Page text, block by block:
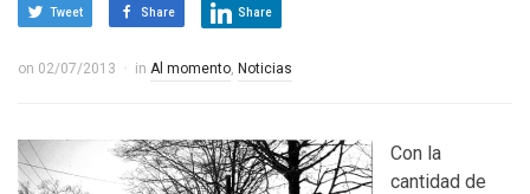
Tweet Share Share
on 02/07/2013 in Al momento, Noticias
Con la
cantidad de